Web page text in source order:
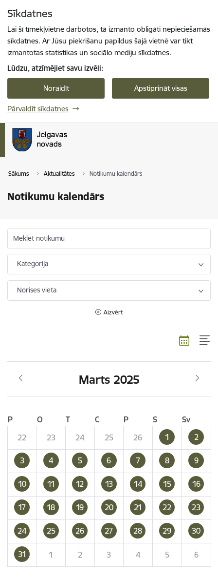
Sīkdatnes
Lai šī tīmekļvietne darbotos, tā izmanto obligāti nepieciešamās
sīkdatnes. Ar Jūsu piekrišanu papildus šajā vietnē var tikt
izmantotas statistikas un sociālo mediju sīkdatnes.
Lūdzu, atzīmējiet savu izvēli:
Noraidīt Apstiprināt visas
Pārvaldīt sīkdatnes
Sākums Aktualitātes Notikumu kalendārs
Notikumu kalendārs
Meklēt notikumu
Kategorija
Norises vieta
Aizvērt
Marts 2025
P O T C P S
Sv
22
23 24 25 26 1 2
3 4 5 6 7 8 9
10 11 12 13 14 15 16
17 18 19 20 21 22 23
24 25 26 27 28 29 30
31 1 2 3 4 5 6